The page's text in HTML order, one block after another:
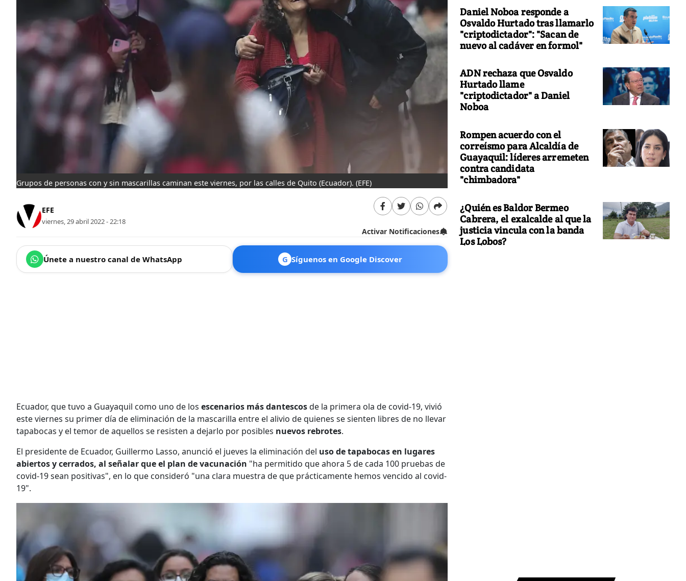
Grupos de personas con y sin mascarillas caminan este viernes, por las calles de Quito (Ecuador). (EFE)
EFE
viernes, 29 abril 2022 - 22:18
Activar Notificaciones
Únete a nuestro canal de WhatsApp G Síguenos en Google Discover
Ecuador, que tuvo a Guayaquil como uno de los escenarios más dantescosde la primera ola de covid-19, vivió
este viernes su primer día de eliminación de la mascarilla entre el alivio de quienes se sienten libres de no llevar
tapabocas y el temor de aquellos se resisten a dejarlo por posibles nuevos rebrotes.
El presidente de Ecuador, Guillermo Lasso, anunció el jueves la eliminación del uso de tapabocas en lugares
abiertos y cerrados, al señalar que el plan de vacunación "ha permitido que ahora 5 de cada 100 pruebas de
covid-19 sean positivas", en lo que consideró "una clara muestra de que prácticamente hemos vencido al covid-
19".
Daniel Noboa responde a
Osvaldo Hurtado tras llamarlo
"criptodictador": "Sacan de
nuevo al cadáver en formol"
ADN rechaza que Osvaldo
Hurtado llame
"criptodictador" a Daniel
Noboa
Rompen acuerdo con el
correísmo para Alcaldía de
Guayaquil: líderes arremeten
contra candidata
"chimbadora"
¿Quién es Baldor Bermeo
Cabrera, el exalcalde al que la
justicia vincula con la banda
Los Lobos?